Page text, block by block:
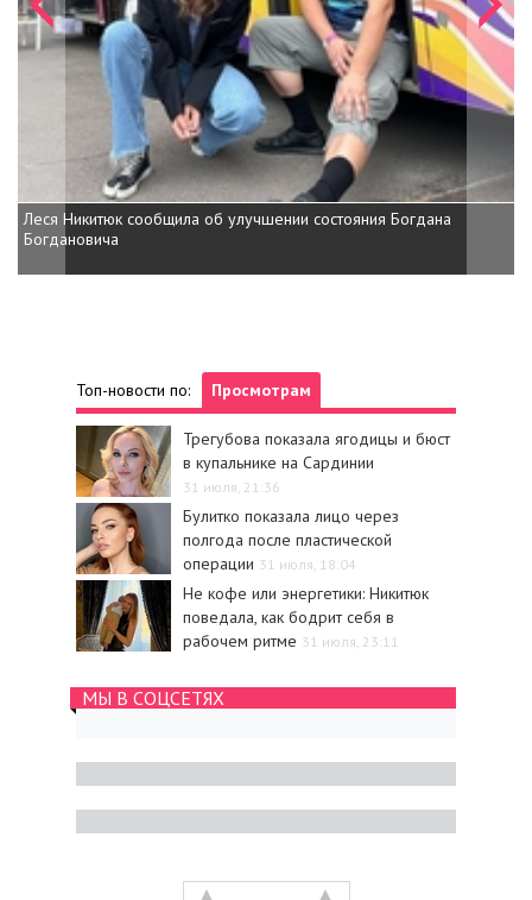
Леся Никитюк сообщила об улучшении состояния Богдана
Богдановича
Топ-новости по: Просмотрам
Трегубова показала ягодицы и бюст
в купальнике на Сардинии
31 июля, 21:36
Булитко показала лицо через
полгода после пластической
операции 31 июля, 18:04
Не кофе или энергетики: Никитюк
поведала, как бодрит себя в
рабочем ритме 31 июля, 23:11
МЫ В СОЦСЕТЯХ